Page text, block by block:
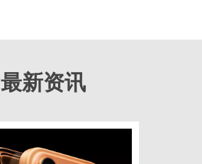
最新资讯